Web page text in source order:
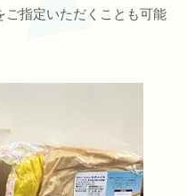
ご指定いただくことも可能